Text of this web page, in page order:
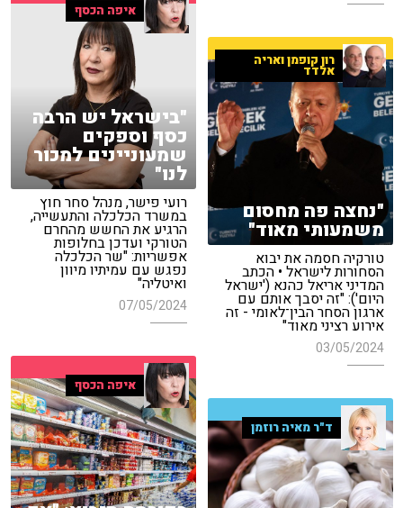
איפה הכסף
"בישראל יש הרבה
כסף וספקים
שמעוניינים למכור
לנו"
רועי פישר, מנהל סחר חוץ
במשרד הכלכלה והתעשייה,
הרגיע את החשש מהחרם
הטורקי ועדכן בחלופות
אפשריות: "שר הכלכלה
נפגש עם עמיתיו מיוון
ואיטליה"
07/05/2024
רון קופמן ואריה
אלדד
"נחצה פה מחסום
משמעותי מאוד"
טורקיה חסמה את יבוא
הסחורות לישראל • הכתב
המדיני אריאל כהנא ('ישראל
היום'): "זה יסבך אותם עם
ארגון הסחר הבין־לאומי - זה
אירוע רציני מאוד"
03/05/2024
איפה הכסף
ד"ר מאיה רוזמן